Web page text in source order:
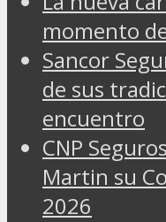
momento
Sancor
de sus
encuentro
CNP
Martin su
2026